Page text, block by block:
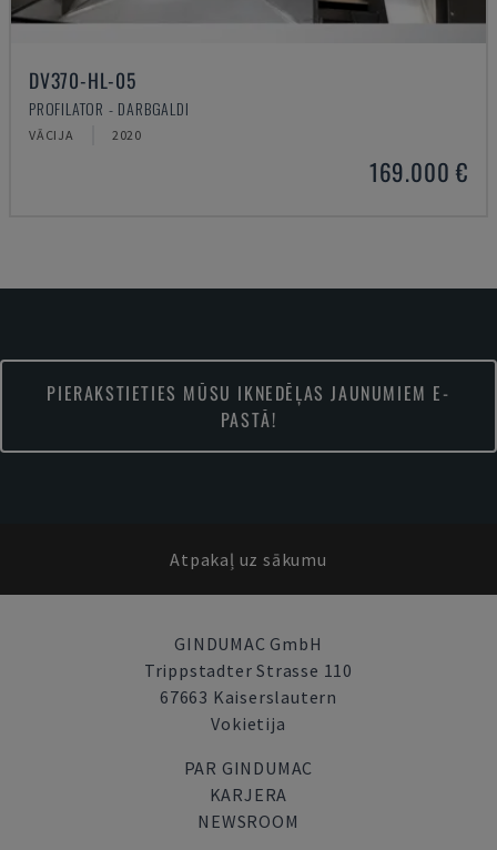
DV370-HL-05
PROFILATOR - DARBGALDI
VĀCIJA 2020
169.000 €
PIERAKSTIETIES MŪSU IKNEDĒĻAS JAUNUMIEM E-
PASTĀ!
Atpakaļ uz sākumu
GINDUMAC GmbH
Trippstadter Strasse 110
67663 Kaiserslautern
Vokietija
PAR GINDUMAC
KARJERA
NEWSROOM